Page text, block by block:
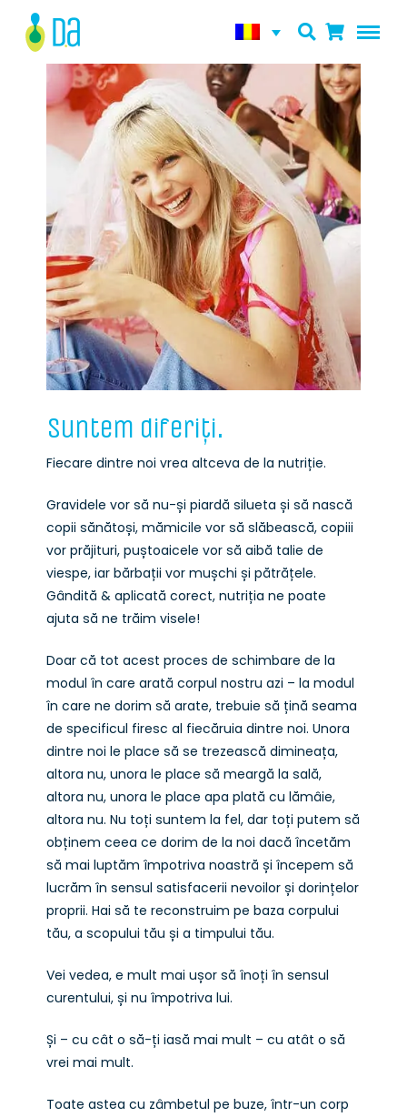
Suntem diferiți.
Fiecare dintre noi vrea altceva de la nutriție.
Gravidele vor să nu-și piardă silueta și să nască
copii sănătoși, mămicile vor să slăbească, copiii
vor prăjituri, puștoaicele vor să aibă talie de
viespe, iar bărbații vor mușchi și pătrățele.
Gândită & aplicată corect, nutriția ne poate
ajuta să ne trăim visele!
Doar că tot acest proces de schimbare de la
modul în care arată corpul nostru azi – la modul
în care ne dorim să arate, trebuie să țină seama
de specificul firesc al fiecăruia dintre noi. Unora
dintre noi le place să se trezească dimineața,
altora nu, unora le place să meargă la sală,
altora nu, unora le place apa plată cu lămâie,
altora nu. Nu toți suntem la fel, dar toți putem să
obținem ceea ce dorim de la noi dacă încetăm
să mai luptăm împotriva noastră și începem să
lucrăm în sensul satisfacerii nevoilor și dorințelor
proprii. Hai să te reconstruim pe baza corpului
tău, a scopului tău și a timpului tău.
Vei vedea, e mult mai ușor să înoți în sensul
curentului, și nu împotriva lui.
Și – cu cât o să-ți iasă mai mult – cu atât o să
vrei mai mult.
Toate astea cu zâmbetul pe buze, într-un corp